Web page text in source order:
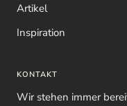
Artikel
Inspiration
KONTAKT
Wir stehen immer